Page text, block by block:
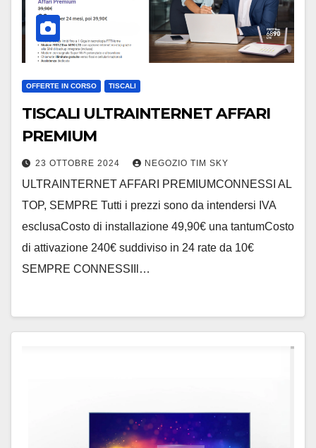
OFFERTE IN CORSO TISCALI
TISCALI ULTRAINTERNET AFFARI
PREMIUM
23 OTTOBRE 2024 NEGOZIO TIM SKY
ULTRAINTERNET AFFARI PREMIUMCONNESSI AL
TOP, SEMPRE Tutti i prezzi sono da intendersi IVA
esclusaCosto di installazione 49,90€ una tantumCosto
di attivazione 240€ suddiviso in 24 rate da 10€
SEMPRE CONNESSIIl…